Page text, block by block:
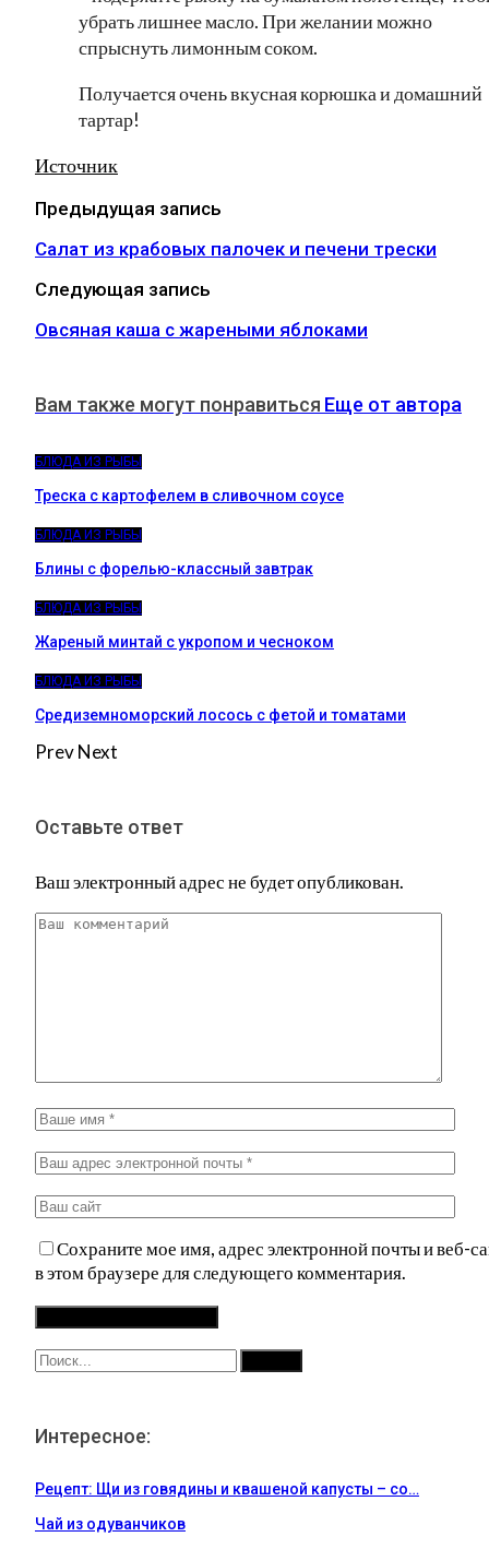
убрать лишнее масло. При желании можно
спрыснуть лимонным соком.
Получается очень вкусная корюшка и домашний
тартар!
Источник
Предыдущая запись
Салат из крабовых палочек и печени трески
Следующая запись
Овсяная каша с жареными яблоками
Вам также могут понравиться Еще от автора
БЛЮДА ИЗ РЫБЫ
Треска с картофелем в сливочном соусе
БЛЮДА ИЗ РЫБЫ
Блины с форелью-классный завтрак
БЛЮДА ИЗ РЫБЫ
Жареный минтай с укропом и чесноком
БЛЮДА ИЗ РЫБЫ
Средиземноморский лосось с фетой и томатами
PrevNext
Оставьте ответ
Ваш электронный адрес не будет опубликован.
Сохраните мое имя, адрес электронной почты и веб-
в этом браузере для следующего комментария.
Интересное:
Рецепт: Щи из говядины и квашеной капусты – со…
Чай из одуванчиков